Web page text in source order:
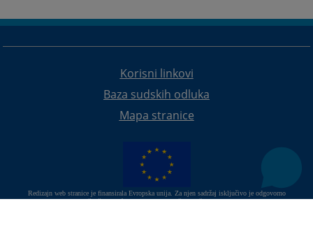
Korisni linkovi
Baza sudskih odluka
Mapa stranice
Redizajn web stranice je finansirala Evropska unija. Za njen sadržaj isključivo je odgovorno
Visoko sudsko i tužilačko vijeće BiH i ona ne odražava nužno stavove Evropske unije.